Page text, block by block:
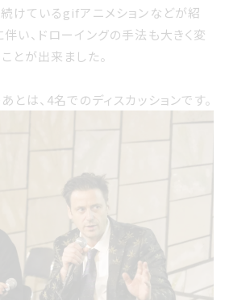
ているgifアニメションなどが紹
い、ドローイングの手法も大きく変
とが出来ました。
とは、4名でのディスカッションです。